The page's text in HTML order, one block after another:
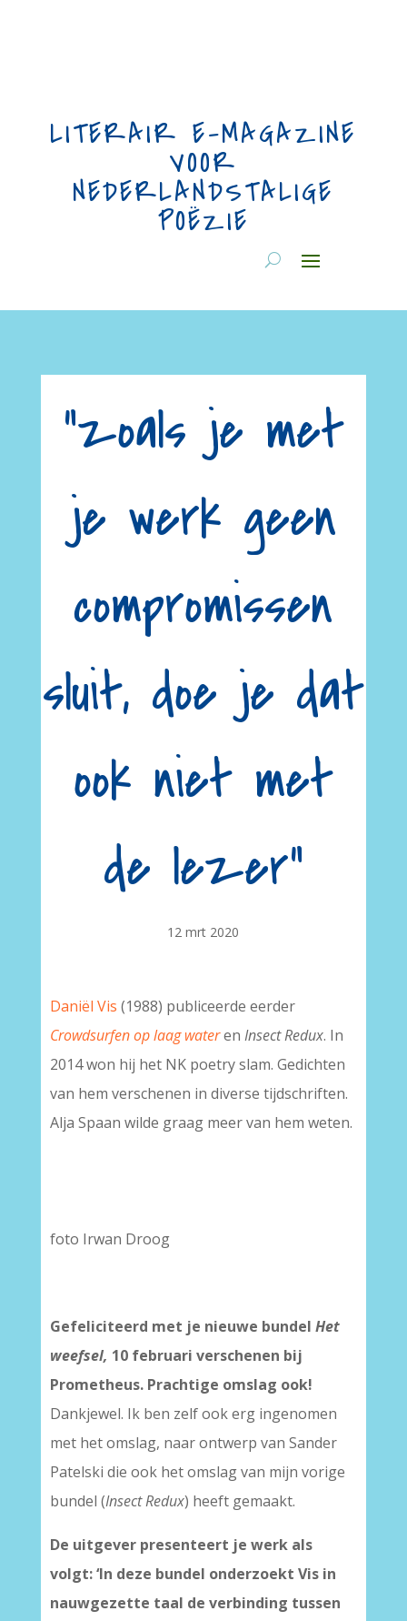
LITERAIR E-MAGAZINE
VOOR
NEDERLANDSTALIGE
POËZIE
“zoals je met
je werk geen
compromissen
sluit, doe je dat
ook niet met
de lezer”
12 mrt 2020
Daniël Vis (1988) publiceerde eerder
Crowdsurfen op laag wateren Insect Redux. In
2014 won hij het NK poetry slam. Gedichten
van hem verschenen in diverse tijdschriften.
Alja Spaan wilde graag meer van hem weten.
foto Irwan Droog
Gefeliciteerd met je nieuwe bundel Het
weefsel, 10 februari verschenen bij
Prometheus. Prachtige omslag ook!
Dankjewel. Ik ben zelf ook erg ingenomen
met het omslag, naar ontwerp van Sander
Patelski die ook het omslag van mijn vorige
bundel (Insect Redux) heeft gemaakt.
De uitgever presenteert je werk als
volgt: ‘In deze bundel onderzoekt Vis in
nauwgezette taal de verbinding tussen